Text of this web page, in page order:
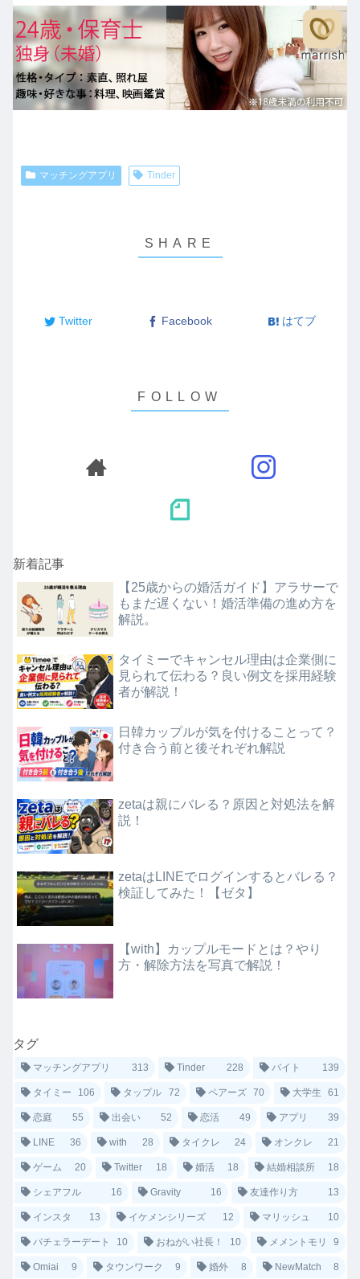
マッチングアプリ Tinder
Twitter Facebook はてブ
新着記事
【25歳からの婚活ガイド】アラサーで
もまだ遅くない！婚活準備の進め方を
解説。
タイミーでキャンセル理由は企業側に
見られて伝わる？良い例文を採用経験
者が解説！
日韓カップルが気を付けることって？
付き合う前と後それぞれ解説
zetaは親にバレる？原因と対処法を解
説！
zetaはLINEでログインするとバレる？
検証してみた！【ゼタ】
【with】カップルモードとは？やり
方・解除方法を写真で解説！
タグ
マッチングアプリ 313 Tinder 228 バイト 139
タイミー 106 タップル 72 ペアーズ 70 大学生 61
恋庭 55 出会い 52 恋活 49 アプリ 39
LINE 36 with 28 タイクレ 24 オンクレ 21
ゲーム 20 Twitter 18 婚活 18 結婚相談所 18
シェアフル 16 Gravity 16 友達作り方 13
インスタ 13 イケメンシリーズ 12 マリッシュ 10
バチェラーデート 10 おねがい社長！ 10 メメントモリ 9
Omiai 9 タウンワーク 9 婚外 8 NewMatch 8